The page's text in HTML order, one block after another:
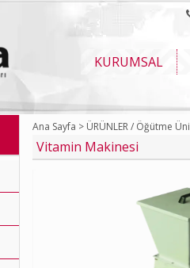
KURUMSAL
Ana Sayfa > ÜRÜNLER / Öğütme
Vitamin Makinesi